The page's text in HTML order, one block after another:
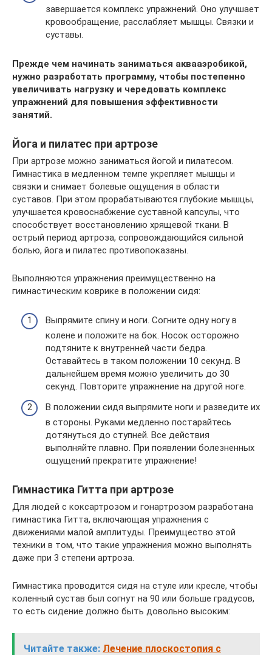
завершается комплекс упражнений. Оно улучшает
кровообращение, расслабляет мышцы. Связки и
суставы.
Прежде чем начинать заниматься аквааэробикой,
нужно разработать программу, чтобы постепенно
увеличивать нагрузку и чередовать комплекс
упражнений для повышения эффективности
занятий.
Йога и пилатес при артрозе
При артрозе можно заниматься йогой и пилатесом.
Гимнастика в медленном темпе укрепляет мышцы и
связки и снимает болевые ощущения в области
суставов. При этом прорабатываются глубокие мышцы,
улучшается кровоснабжение суставной капсулы, что
способствует восстановлению хрящевой ткани. В
острый период артроза, сопровождающийся сильной
болью, йога и пилатес противопоказаны.
Выполняются упражнения преимущественно на
гимнастическим коврике в положении сидя:
Выпрямите спину и ноги. Согните одну ногу в
колене и положите на бок. Носок осторожно
подтяните к внутренней части бедра.
Оставайтесь в таком положении 10 секунд. В
дальнейшем время можно увеличить до 30
секунд. Повторите упражнение на другой ноге.
В положении сидя выпрямите ноги и разведите их
в стороны. Руками медленно постарайтесь
дотянуться до ступней. Все действия
выполняйте плавно. При появлении болезненных
ощущений прекратите упражнение!
Гимнастика Гитта при артрозе
Для людей с коксартрозом и гонартрозом разработана
гимнастика Гитта, включающая упражнения с
движениями малой амплитуды. Преимущество этой
техники в том, что такие упражнения можно выполнять
даже при 3 степени артроза.
Гимнастика проводится сидя на стуле или кресле, чтобы
коленный сустав был согнут на 90 или больше градусов,
то есть сидение должно быть довольно высоким:
Читайте также: Лечение плоскостопия с